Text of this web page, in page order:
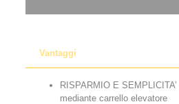
Vantaggi
RISPARMIO E
mediante carrello elevatore